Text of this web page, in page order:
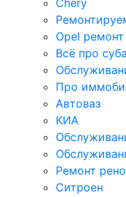
Chery
Opel ремонт
Всё про
Про
Автоваз
КИА
Ремонт рено
Ситроен